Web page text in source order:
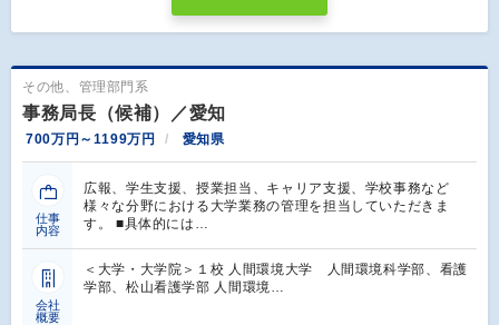
その他、管理部門系
事務局長（候補）／愛知
700万円～1199万円 愛知県
仕事
内容
広報、学生支援、授業担当、キャリア支援、学校事務など
様々な分野における大学業務の管理を担当していただきま
す。 ■具体的には…
会社
概要
＜大学・大学院＞１校 人間環境大学 人間環境科学部、看護
学部、松山看護学部 人間環境…